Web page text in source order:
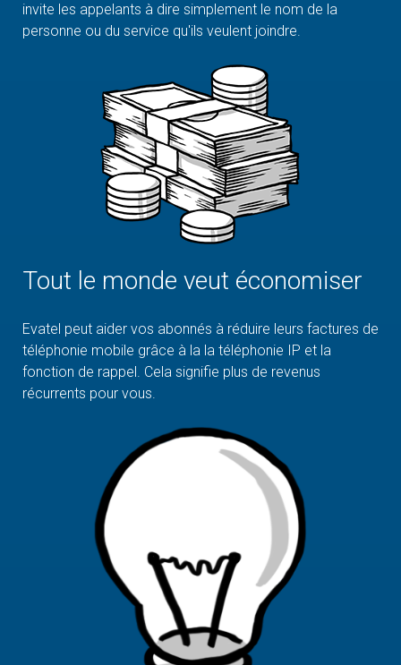
invite les appelants à dire simplement le nom de la
personne ou du service qu'ils veulent joindre.
Tout le monde veut économiser
Evatel peut aider vos abonnés à réduire leurs factures de
téléphonie mobile grâce à la la téléphonie IP et la
fonction de rappel. Cela signifie plus de revenus
récurrents pour vous.